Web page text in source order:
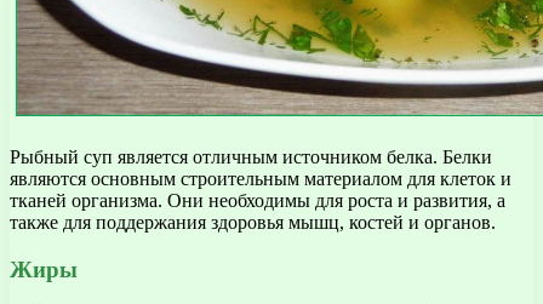
Рыбный суп является отличным источником белка. Белки
являются основным строительным материалом для клеток и
тканей организма. Они необходимы для роста и развития, а
также для поддержания здоровья мышц, костей и органов.
Жиры